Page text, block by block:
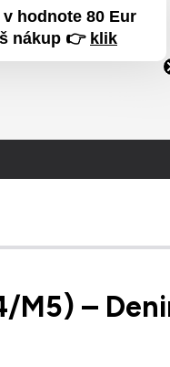
M5) –
hodnote 80 Eur
nákup 👉 klik